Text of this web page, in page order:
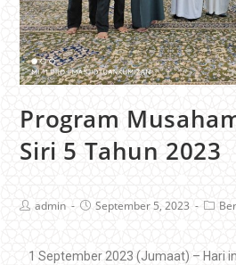
Program
Siri 5 Tahun 2023
admin September 5, 2023
1 September 2023 (Jumaat) – Hari